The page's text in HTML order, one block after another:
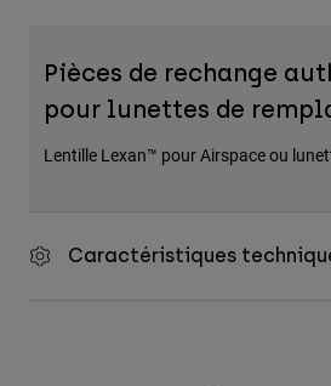
Pièces de rechange
pour lunettes de
Lentille Lexan™ pour Airspace ou
Caractéristiques